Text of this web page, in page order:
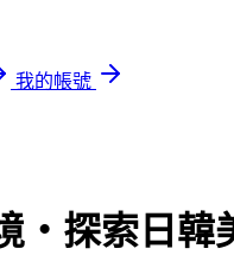
我的帳號
・探索日韓